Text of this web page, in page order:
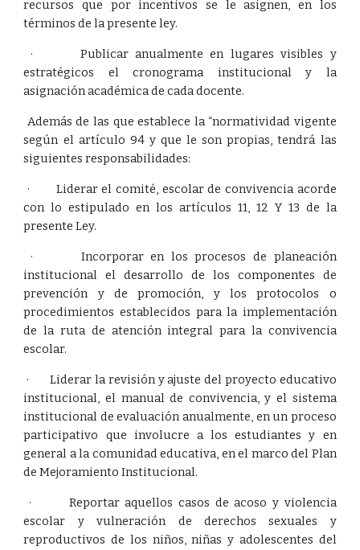
recursos que por incentivos se le asignen, en los
términos de la presente ley.
· Publicar anualmente en lugares visibles y
estratégicos el cronograma institucional y la
asignación académica de cada docente.
Además de las que establece la “normatividad vigente
según el artículo 94 y que le son propias, tendrá las
siguientes responsabilidades:
· Liderar el comité, escolar de convivencia acorde
con lo estipulado en los artículos 11, 12 Y 13 de la
presente Ley.
· Incorporar en los procesos de planeación
institucional el desarrollo de los componentes de
prevención y de promoción, y los protocolos o
procedimientos establecidos para la implementación
de la ruta de atención integral para la convivencia
escolar.
· Liderar la revisión y ajuste del proyecto educativo
institucional, el manual de convivencia, y el sistema
institucional de evaluación anualmente, en un proceso
participativo que involucre a los estudiantes y en
general a la comunidad educativa, en el marco del Plan
de Mejoramiento Institucional.
· Reportar aquellos casos de acoso y violencia
escolar y vulneración de derechos sexuales y
reproductivos de los niños, niñas y adolescentes del